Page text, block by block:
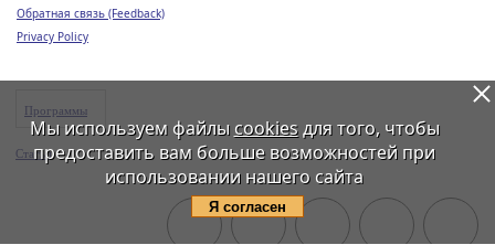
Обратная связь (Feedback)
Privacy Policy
Программы
Статьи
Мы используем файлы cookiesдля того, чтобы
предоставить вам больше возможностей при
использовании нашего сайта